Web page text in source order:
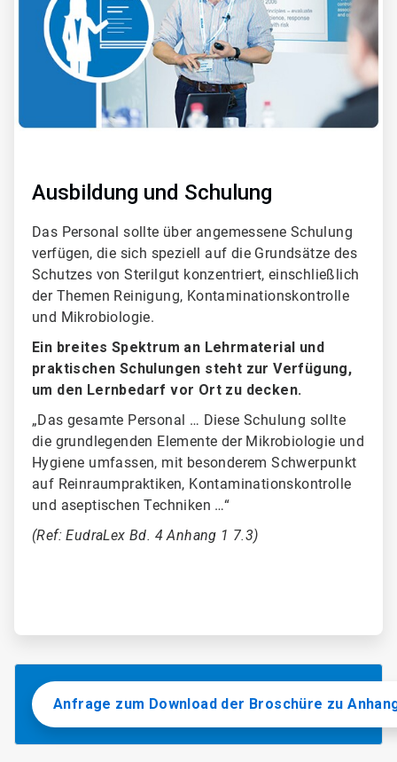
Ausbildung und Schulung
Das Personal sollte über angemessene Schulung
verfügen, die sich speziell auf die Grundsätze des
Schutzes von Sterilgut konzentriert, einschließlich
der Themen Reinigung, Kontaminationskontrolle
und Mikrobiologie.
Ein breites Spektrum an Lehrmaterial und
praktischen Schulungen steht zur Verfügung,
um den Lernbedarf vor Ort zu decken.
„Das gesamte Personal … Diese Schulung sollte
die grundlegenden Elemente der Mikrobiologie und
Hygiene umfassen, mit besonderem Schwerpunkt
auf Reinraumpraktiken, Kontaminationskontrolle
und aseptischen Techniken …“
(Ref: EudraLex Bd. 4 Anhang 1 7.3)
Anfrage zum Download der Broschüre zu